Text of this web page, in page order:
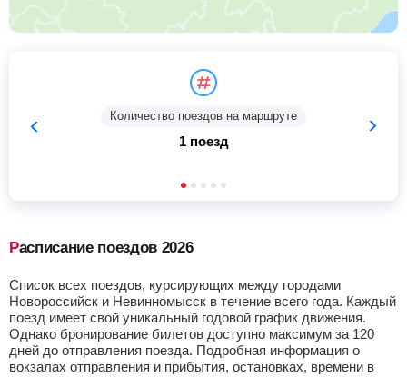
Количество поездов на маршруте
1 поезд
Расписание поездов 2026
Список всех поездов, курсирующих между городами
Новороссийск и Невинномысск в течение всего года. Каждый
поезд имеет свой уникальный годовой график движения.
Однако бронирование билетов доступно максимум за 120
дней до отправления поезда. Подробная информация о
вокзалах отправления и прибытия, остановках, времени в